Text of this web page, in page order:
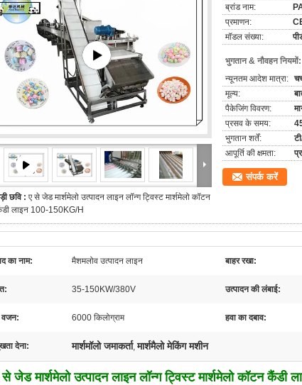
छवि : ए से जेड मार्शमेलो उत्पादन लाइन लॉन्ग ट्विस्ट मार्शमेलो कॉटन
लाइन 100-150KG/H
ब्रांड नाम:
प्रमाणन:
मॉडल संख्या:
भुगतान & नौवहन नियमों:
न्यूनतम आदेश मात्रा:
मूल्य:
पैकेजिंग विवरण:
प्रसव के समय:
भुगतान शर्तें:
आपूर्ति की क्षमता:
संपर्क करें
का नाम: मैशमलोव उत्पादन लाइन बाहर रखा:
35-150KW/380V उत्पादन की लंबाई:
6000 किलोग्राम हवा का दबाव:
देना: मार्शमॉलो जमाकर्ता,मार्शमैलो मेकिंग मशीन
जेड मार्शमेलो उत्पादन लाइन लॉन्ग ट्विस्ट मार्शमेलो कॉटन कैंडी